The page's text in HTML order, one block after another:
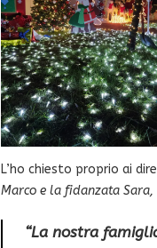
L’ho chiesto proprio ai
Marco e la fidanzata
“La nostra